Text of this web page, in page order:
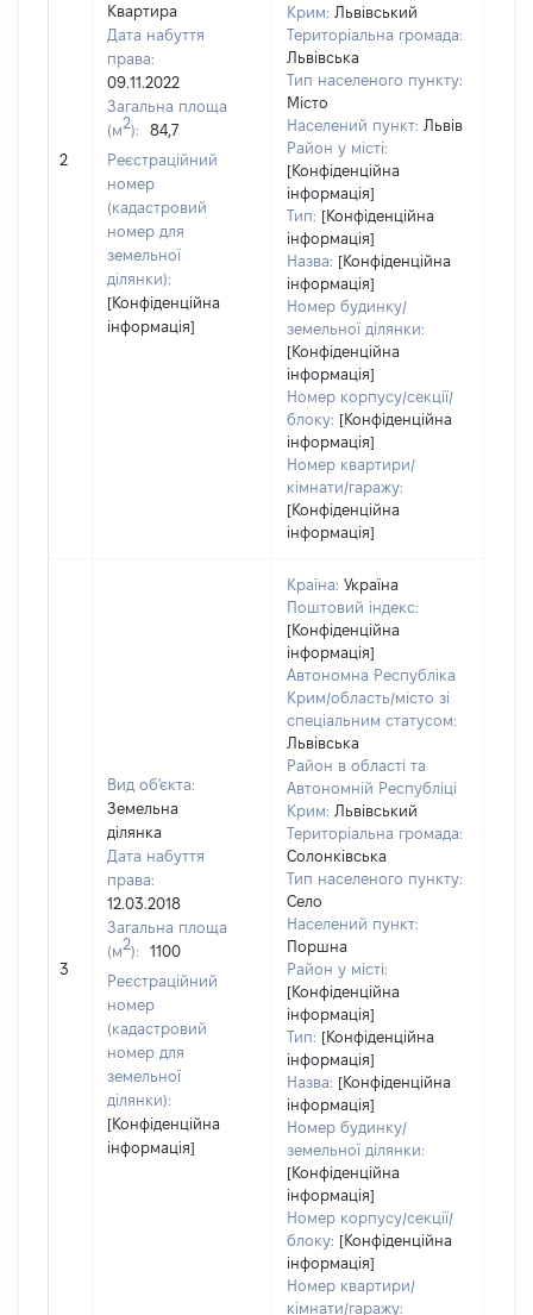
2
Квартира
Дата набуття
права:
09.11.2022
Загальна площа
(м2):
84,7
Реєстраційний
номер
(кадастровий
номер для
земельної
ділянки):
[Конфіденційна
інформація]
Крим: Львівський
Територіальна громада:
Львівська
Тип населеного пункту:
Місто
Населений пункт: Львів
Район у місті:
[Конфіденційна
інформація]
Тип: [Конфіденційна
інформація]
Назва: [Конфіденційна
інформація]
Номер будинку/
земельної ділянки:
[Конфіденційна
інформація]
Номер корпусу/секції/
блоку: [Конфіденційна
інформація]
Номер квартири/
кімнати/гаражу:
[Конфіденційна
інформація]
3
Вид об'єкта:
Земельна
ділянка
Дата набуття
права:
12.03.2018
Загальна площа
(м2):
1100
Реєстраційний
номер
(кадастровий
номер для
земельної
ділянки):
[Конфіденційна
інформація]
Країна: Україна
Поштовий індекс:
[Конфіденційна
інформація]
Автономна Республіка
Крим/область/місто зі
спеціальним статусом:
Львівська
Район в області та
Автономній Республіці
Крим: Львівський
Територіальна громада:
Солонківська
Тип населеного пункту:
Село
Населений пункт:
Поршна
Район у місті:
[Конфіденційна
інформація]
Тип: [Конфіденційна
інформація]
Назва: [Конфіденційна
інформація]
Номер будинку/
земельної ділянки:
[Конфіденційна
інформація]
Номер корпусу/секції/
блоку: [Конфіденційна
інформація]
Номер квартири/
кімнати/гаражу: